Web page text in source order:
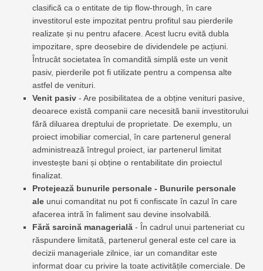
clasifică ca o entitate de tip flow-through, în care
investitorul este impozitat pentru profitul sau pierderile
realizate și nu pentru afacere. Acest lucru evită dubla
impozitare, spre deosebire de dividendele pe acțiuni.
Întrucât societatea în comandită simplă este un venit
pasiv, pierderile pot fi utilizate pentru a compensa alte
astfel de venituri.
Venit pasiv - Are posibilitatea de a obține venituri pasive,
deoarece există companii care necesită banii investitorului
fără diluarea dreptului de proprietate. De exemplu, un
proiect imobiliar comercial, în care partenerul general
administrează întregul proiect, iar partenerul limitat
investește bani și obține o rentabilitate din proiectul
finalizat.
Protejează bunurile personale - Bunurile personale
ale unui comanditat nu pot fi confiscate în cazul în care
afacerea intră în faliment sau devine insolvabilă.
Fără sarcină managerială - În cadrul unui parteneriat cu
răspundere limitată, partenerul general este cel care ia
decizii manageriale zilnice, iar un comanditar este
informat doar cu privire la toate activitățile comerciale. De